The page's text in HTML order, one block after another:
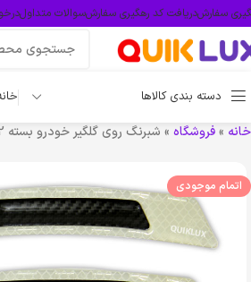
سفارشدریافت کد رهگیری سفارشسوالات متداول
دسته بندی کالاها
خانه »فروشگاه » شبرنگ روی گلگیر خودرو بسته 2 عددی – سفید مشکی
اتمام موجودی